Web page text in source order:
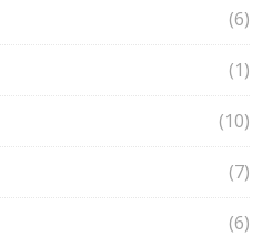
(6)
(1)
(10)
(7)
(6)